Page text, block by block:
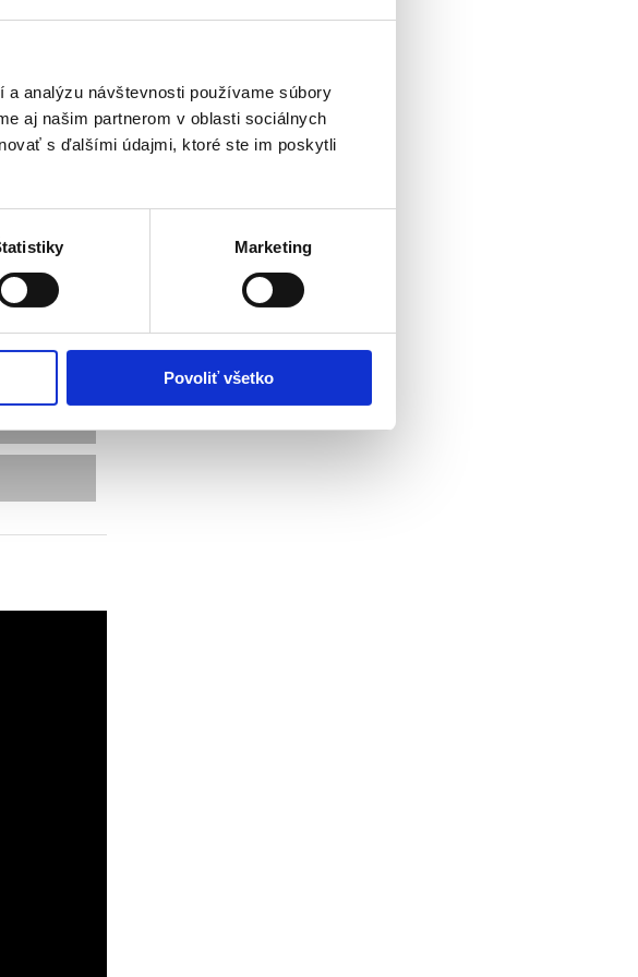
analýzu návštevnosti používame súbory
aj našim partnerom v oblasti sociálnych
s ďalšími údajmi, ktoré ste im poskytli
Marketing
Povoliť všetko